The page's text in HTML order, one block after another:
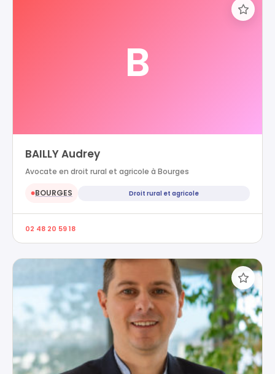
B
BAILLY Audrey
Avocate en droit rural et agricole à Bourges
●BOURGES Droit rural et agricole
02 48 20 59 18